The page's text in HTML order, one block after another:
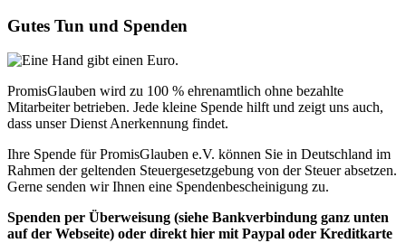
Gutes Tun und Spenden
PromisGlauben wird zu 100 % ehrenamtlich ohne bezahlte
Mitarbeiter betrieben. Jede kleine Spende hilft und zeigt uns auch,
dass unser Dienst Anerkennung findet.
Ihre Spende für PromisGlauben e.V. können Sie in Deutschland im
Rahmen der geltenden Steuergesetzgebung von der Steuer absetzen.
Gerne senden wir Ihnen eine Spendenbescheinigung zu.
Spenden per Überweisung (siehe Bankverbindung ganz unten
auf der Webseite) oder direkt hier mit Paypal oder Kreditkarte